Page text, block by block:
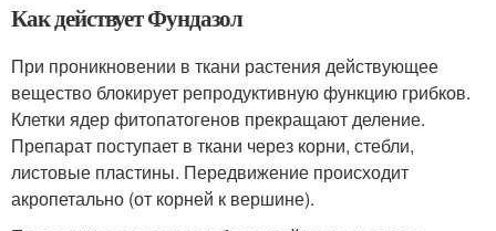
Как действует Фундазол
При проникновении в ткани растения действующее
вещество блокирует репродуктивную функцию грибков.
Клетки ядер фитопатогенов прекращают деление.
Препарат поступает в ткани через корни, стебли,
листовые пластины. Передвижение происходит
акропетально (от корней к вершине).